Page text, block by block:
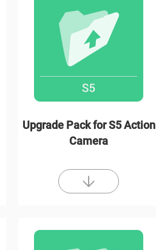
Upgrade Pack for S5 Action
Camera